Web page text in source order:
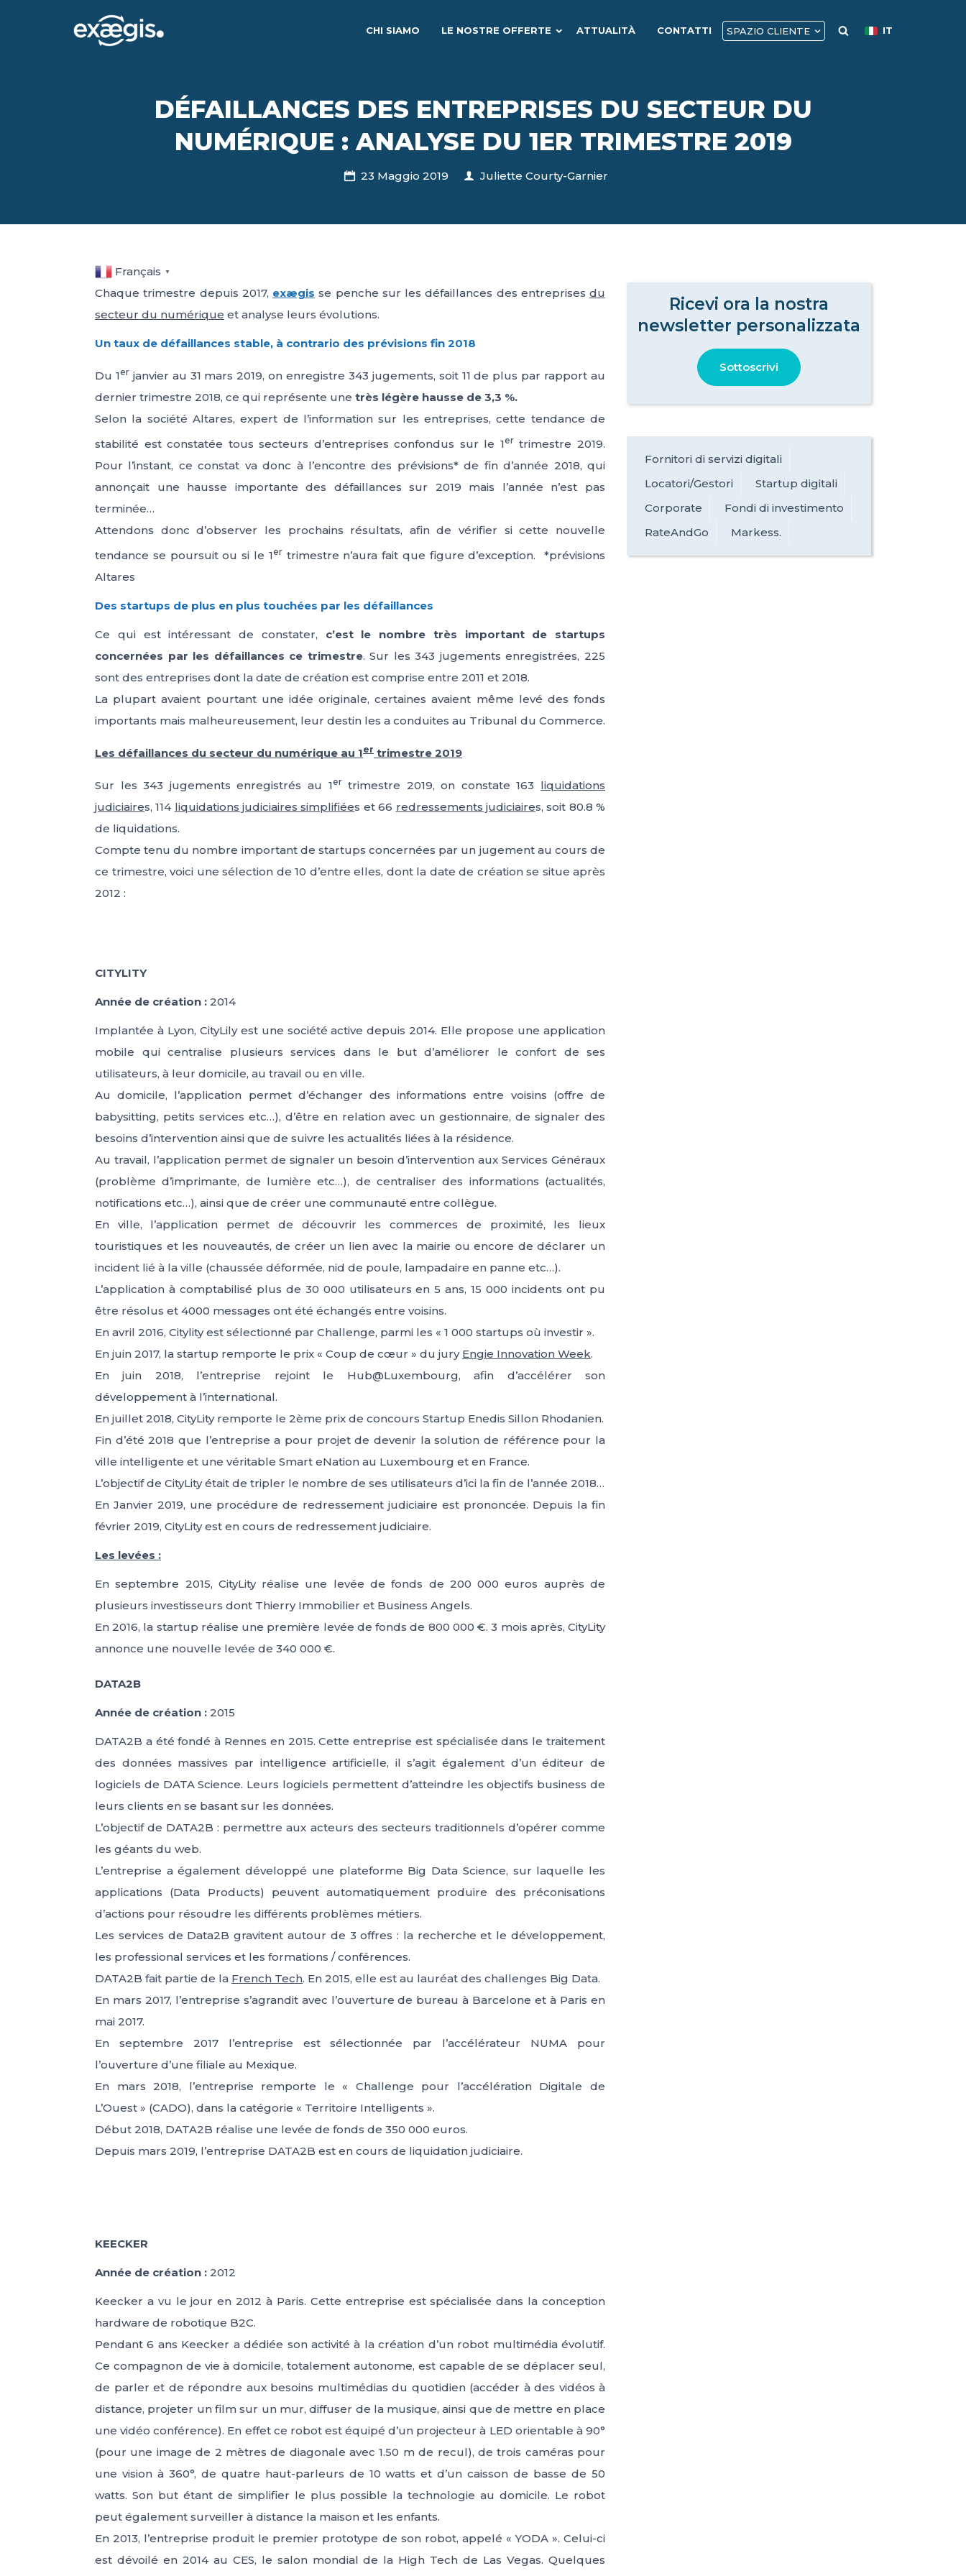
CHI SIAMO LE NOSTRE OFFERTE ATTUALITÀ CONTATTI SPAZIO CLIENTE IT
DÉFAILLANCES DES ENTREPRISES DU SECTEUR DU
NUMÉRIQUE : ANALYSE DU 1ER TRIMESTRE 2019
23 Maggio 2019 Juliette Courty-Garnier
Français ▼
Chaque trimestre depuis 2017, exægis se penche sur les défaillances des entreprises du
secteur du numérique et analyse leurs évolutions.
Un taux de défaillances stable, à contrario des prévisions fin 2018
Du 1erjanvier au 31 mars 2019, on enregistre 343 jugements, soit 11 de plus par rapport au
dernier trimestre 2018, ce qui représente une très légère hausse de 3,3 %.
Selon la société Altares, expert de l’information sur les entreprises, cette tendance de
stabilité est constatée tous secteurs d’entreprises confondus sur le 1ertrimestre 2019.
Pour l’instant, ce constat va donc à l’encontre des prévisions* de fin d’année 2018, qui
annonçait une hausse importante des défaillances sur 2019 mais l’année n’est pas
terminée…
Attendons donc d’observer les prochains résultats, afin de vérifier si cette nouvelle
tendance se poursuit ou si le 1ertrimestre n’aura fait que figure d’exception. *prévisions
Altares
Des startups de plus en plus touchées par les défaillances
Ce qui est intéressant de constater, c’est le nombre très important de startups
concernées par les défaillances ce trimestre. Sur les 343 jugements enregistrées, 225
sont des entreprises dont la date de création est comprise entre 2011 et 2018.
La plupart avaient pourtant une idée originale, certaines avaient même levé des fonds
importants mais malheureusement, leur destin les a conduites au Tribunal du Commerce.
Les défaillances du secteur du numérique au 1er trimestre 2019
Sur les 343 jugements enregistrés au 1ertrimestre 2019, on constate 163 liquidations
judiciaires, 114 liquidations judiciaires simplifiées et 66 redressements judiciaires, soit 80.8 %
de liquidations.
Compte tenu du nombre important de startups concernées par un jugement au cours de
ce trimestre, voici une sélection de 10 d’entre elles, dont la date de création se situe après
2012 :
CITYLITY
Année de création : 2014
Implantée à Lyon, CityLily est une société active depuis 2014. Elle propose une application
mobile qui centralise plusieurs services dans le but d’améliorer le confort de ses
utilisateurs, à leur domicile, au travail ou en ville.
Au domicile, l’application permet d’échanger des informations entre voisins (offre de
babysitting, petits services etc…), d’être en relation avec un gestionnaire, de signaler des
besoins d’intervention ainsi que de suivre les actualités liées à la résidence.
Au travail, l’application permet de signaler un besoin d’intervention aux Services Généraux
(problème d’imprimante, de lumière etc…), de centraliser des informations (actualités,
notifications etc…), ainsi que de créer une communauté entre collègue.
En ville, l’application permet de découvrir les commerces de proximité, les lieux
touristiques et les nouveautés, de créer un lien avec la mairie ou encore de déclarer un
incident lié à la ville (chaussée déformée, nid de poule, lampadaire en panne etc…).
L’application à comptabilisé plus de 30 000 utilisateurs en 5 ans, 15 000 incidents ont pu
être résolus et 4000 messages ont été échangés entre voisins.
En avril 2016, Citylity est sélectionné par Challenge, parmi les « 1 000 startups où investir ».
En juin 2017, la startup remporte le prix « Coup de cœur » du jury Engie Innovation Week.
En juin 2018, l’entreprise rejoint le Hub@Luxembourg, afin d’accélérer son
développement à l’international.
En juillet 2018, CityLity remporte le 2ème prix de concours Startup Enedis Sillon Rhodanien.
Fin d’été 2018 que l’entreprise a pour projet de devenir la solution de référence pour la
ville intelligente et une véritable Smart eNation au Luxembourg et en France.
L’objectif de CityLity était de tripler le nombre de ses utilisateurs d’ici la fin de l’année 2018…
En Janvier 2019, une procédure de redressement judiciaire est prononcée. Depuis la fin
février 2019, CityLity est en cours de redressement judiciaire.
Les levées :
En septembre 2015, CityLity réalise une levée de fonds de 200 000 euros auprès de
plusieurs investisseurs dont Thierry Immobilier et Business Angels.
En 2016, la startup réalise une première levée de fonds de 800 000 €. 3 mois après, CityLity
annonce une nouvelle levée de 340 000 €.
DATA2B
Année de création : 2015
DATA2B a été fondé à Rennes en 2015. Cette entreprise est spécialisée dans le traitement
des données massives par intelligence artificielle, il s’agit également d’un éditeur de
logiciels de DATA Science. Leurs logiciels permettent d’atteindre les objectifs business de
leurs clients en se basant sur les données.
L’objectif de DATA2B : permettre aux acteurs des secteurs traditionnels d’opérer comme
les géants du web.
L’entreprise a également développé une plateforme Big Data Science, sur laquelle les
applications (Data Products) peuvent automatiquement produire des préconisations
d’actions pour résoudre les différents problèmes métiers.
Les services de Data2B gravitent autour de 3 offres : la recherche et le développement,
les professional services et les formations / conférences.
DATA2B fait partie de la French Tech. En 2015, elle est au lauréat des challenges Big Data.
En mars 2017, l’entreprise s’agrandit avec l’ouverture de bureau à Barcelone et à Paris en
mai 2017.
En septembre 2017 l’entreprise est sélectionnée par l’accélérateur NUMA pour
l’ouverture d’une filiale au Mexique.
En mars 2018, l’entreprise remporte le « Challenge pour l’accélération Digitale de
L’Ouest » (CADO), dans la catégorie « Territoire Intelligents ».
Début 2018, DATA2B réalise une levée de fonds de 350 000 euros.
Depuis mars 2019, l’entreprise DATA2B est en cours de liquidation judiciaire.
KEECKER
Année de création : 2012
Keecker a vu le jour en 2012 à Paris. Cette entreprise est spécialisée dans la conception
hardware de robotique B2C.
Pendant 6 ans Keecker a dédiée son activité à la création d’un robot multimédia évolutif.
Ce compagnon de vie à domicile, totalement autonome, est capable de se déplacer seul,
de parler et de répondre aux besoins multimédias du quotidien (accéder à des vidéos à
distance, projeter un film sur un mur, diffuser de la musique, ainsi que de mettre en place
une vidéo conférence). En effet ce robot est équipé d’un projecteur à LED orientable à 90°
(pour une image de 2 mètres de diagonale avec 1.50 m de recul), de trois caméras pour
une vision à 360°, de quatre haut-parleurs de 10 watts et d’un caisson de basse de 50
watts. Son but étant de simplifier le plus possible la technologie au domicile. Le robot
peut également surveiller à distance la maison et les enfants.
En 2013, l’entreprise produit le premier prototype de son robot, appelé « YODA ». Celui-ci
est dévoilé en 2014 au CES, le salon mondial de la High Tech de Las Vegas. Quelques
Ricevi ora la nostra
newsletter personalizzata
Sottoscrivi
Fornitori di servizi digitali
Locatori/Gestori
Startup digitali
Corporate
Fondi di investimento
RateAndGo
Markess.